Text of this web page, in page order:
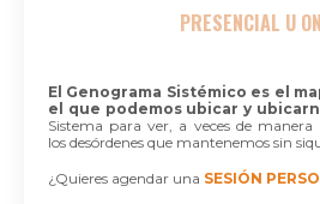
PRESENCIAL U
El Genograma Sistémico es el
el que podemos ubicar y
Sistema para ver, a veces de manera
los desórdenes que mantenemos sin
¿Quieres agendar una SESIÓN